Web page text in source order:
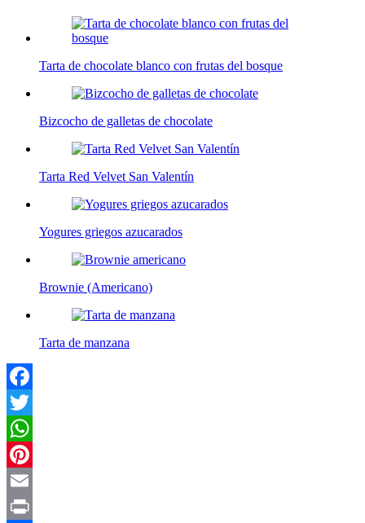
Tarta de chocolate blanco con frutas del bosque
Bizcocho de galletas de chocolate
Tarta Red Velvet San Valentín
Yogures griegos azucarados
Brownie (Americano)
Tarta de manzana
Facebook
Twitter
WhatsApp
Pinterest
Email